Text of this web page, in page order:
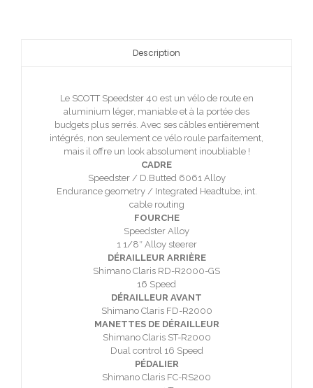
Description
Le SCOTT Speedster 40 est un vélo de route en
aluminium léger, maniable et à la portée des
budgets plus serrés. Avec ses câbles entièrement
intégrés, non seulement ce vélo roule parfaitement,
mais il offre un look absolument inoubliable !
CADRE
Speedster / D.Butted 6061 Alloy
Endurance geometry / Integrated Headtube, int.
cable routing
FOURCHE
Speedster Alloy
1 1/8″ Alloy steerer
DÉRAILLEUR ARRIÈRE
Shimano Claris RD-R2000-GS
16 Speed
DÉRAILLEUR AVANT
Shimano Claris FD-R2000
MANETTES DE DÉRAILLEUR
Shimano Claris ST-R2000
Dual control 16 Speed
PÉDALIER
Shimano Claris FC-RS200